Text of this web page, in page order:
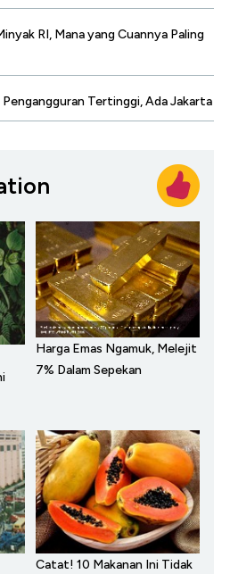
RI, Mana yang Cuannya Paling
Tertinggi, Ada Jakarta
Harga Emas Ngamuk, Melejit
7% Dalam Sepekan
Catat! 10 Makanan Ini Tidak